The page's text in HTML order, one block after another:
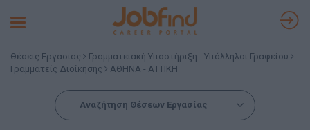
Toggle
Θέσεις Εργασίας
Γραμματειακή Υποστήριξη - Υπάλληλοι Γραφείου
Γραμματείς Διοίκησης
ΑΘΗΝΑ - ΑΤΤΙΚΗ
Αναζήτηση Θέσεων Εργασίας